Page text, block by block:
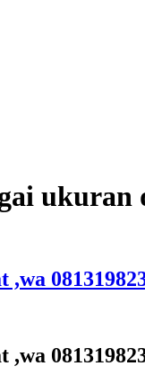
ukuran